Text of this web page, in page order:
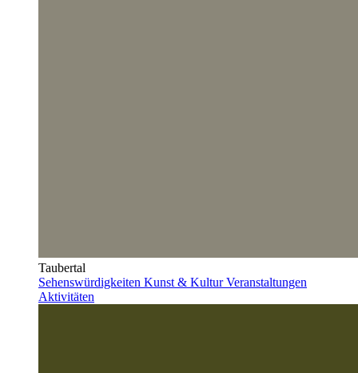
Taubertal
Sehenswürdigkeiten Kunst & KulturVeranstaltungen
Aktivitäten